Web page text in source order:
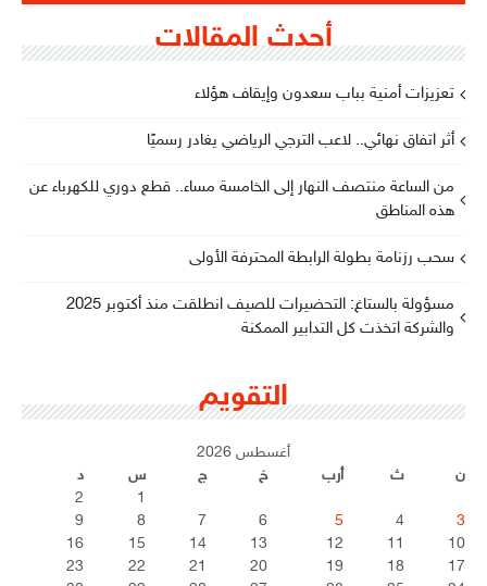
أحدث المقالات
تعزيزات أمنية بباب سعدون وإيقاف هؤلاء
أثر اتفاق نهائي.. لاعب الترجي الرياضي يغادر رسميًا
من الساعة منتصف النهار إلى الخامسة مساء.. قطع دوري للكهرباء عن
هذه المناطق
سحب رزنامة بطولة الرابطة المحترفة الأولى
مسؤولة بالستاغ: التحضيرات للصيف انطلقت منذ أكتوبر 2025
والشركة اتخذت كل التدابير الممكنة
التقويم
أغسطس 2026
ن
ث أرب خ ج س
د
1
2
3
4
5
6
7
8
9
10
11
12
13
14
15
16
17
18
19
20
21
22
23